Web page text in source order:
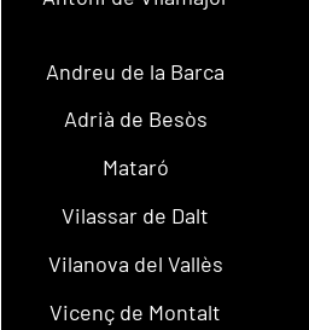
Andreu de la Barca
Adrià de Besòs
Mataró
Vilassar de Dalt
Vilanova del Vallès
Vicenç de Montalt